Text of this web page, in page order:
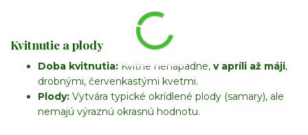
Kvitnutie a plody
Doba kvitnutia: Kvitne nenápadne, v apríli až máji,
drobnými, červenkastými kvetmi.
Plody: Vytvára typické okrídlené plody (samary), ale
nemajú výraznú okrasnú hodnotu.